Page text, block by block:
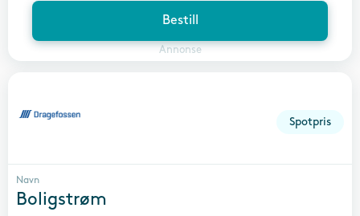
Bestill
Annonse
Spotpris
Navn
Boligstrøm